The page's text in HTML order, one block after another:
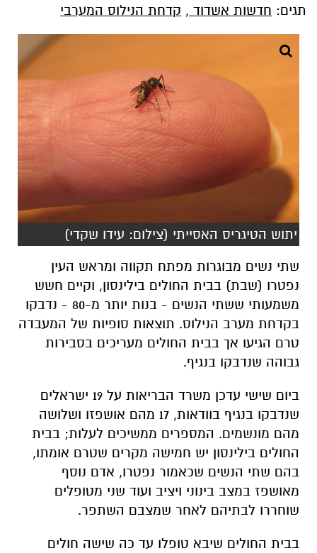
תגים: חדשות אשדוד , קדחת הנילוס המערבי
יתוש הטיגריס האסייתי (צילום: עידו שקדי)
שתי נשים מבוגרות מפתח תקווה ומראש העין
נפטרו (שבת) בבית החולים בילינסון, וקיים חשש
משמעותי ששתי הנשים - בנות יותר מ-80 - נדבקו
בקדחת מערב הנילוס. תוצאות סופיות של המעבדה
טרם הגיעו אך בבית החולים מעריכים בסבירות
גבוהה שנדבקו בנגיף.
ביום שישי עדכן משרד הבריאות על 19 ישראלים
שנדבקו בנגיף בוודאות, 17 מהם אושפזו ושלושה
מהם מונשמים. המספרים ממשיכים לעלות; בבית
החולים בילינסון יש חמישה מקרים שטרם אומתו,
בהם שתי הנשים שכאמור נפטרו, אדם נוסף
מאושפז במצב בינוני ויציב ועוד שני מטופלים
שוחררו לבתיהם לאחר שמצבם השתפר.
בבית החולים שיבא טופלו עד כה שישה חולים